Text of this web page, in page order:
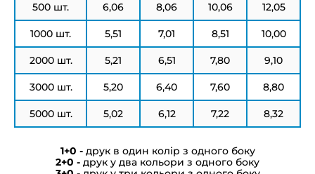
500 шт. 6,06 8,06 10,06 12,05
1000 шт. 5,51 7,01 8,51 10,00
2000 шт. 5,21 6,51 7,80 9,10
3000 шт. 5,20 6,40 7,60 8,80
5000 шт. 5,02 6,12 7,22 8,32
друк в один колір з одного боку
друк у два кольори з одного боку